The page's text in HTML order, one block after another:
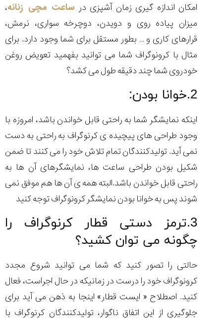
امکان اندازه گیری زمان آشپزی در ساعت مچی زنانه،
میزان پیاده روی و دویدن، دوچرخه سواری، نرمش،
قرارهای کاری و … بطور مستقل برای شما وجود دارد. برای
مثال با کرونوگراف شما می توانید بفهمید تعویض روغن
خودروی شما چند دقیقه طول می کشد؟
2.خوانا بودن:
اینکه نمایشگر شما به راحتی قابل خواندن باشد، امروزه با
وجود طراحی های پیچیده ی کرنوگراف به راحتی به دست
نمی آید. تولیدکنندگان تمام تلاش خود را می کنند تا ضمن
شکیل بودن طراحی ساعت ها، نمایشگرهای آن ها به
راحتی قابل خواندن باشد.البته همه ی آن ها هم موفق نمی
شوند پس به خوانا بودن نمایشگر کرونوگراف توجه کنید
3.ترمز دستی قطار کرنوگراف را
چگونه می توان کشید؟
حالتی را تصور کنید که شما می توانید شروع مجدد
کرونوگراف خود را درست در زمانیکه در حال اجراست، فعال
کنید. اصطلاح « ایست قطار» اینجا به ذهن می آید برای
جلوگیری از این اتفاق ناگوار، تولیدکنندگان کرنوگراف با